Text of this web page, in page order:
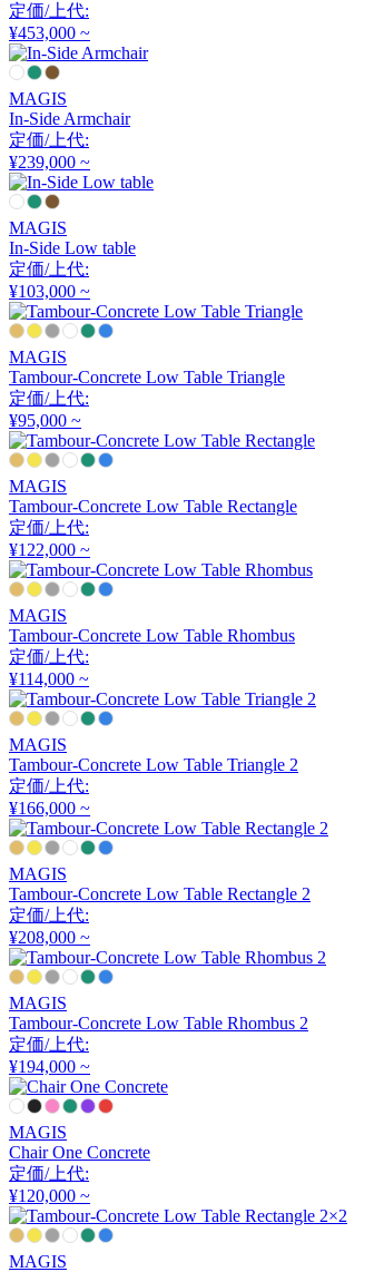
アリアケ
arper
アルペール
arrmet
アーメット
ART WORK STUDIO
アートワークスタジオ
アルテック
アルテミデ
アルナイ
アステップ
アズマヤ
ビーライン
定価/上代:
¥453,000 ~
MAGIS
In-Side Armchair
定価/上代:
¥239,000 ~
MAGIS
In-Side Low table
定価/上代:
¥103,000 ~
MAGIS
Tambour-Concrete Low Table Triangle
定価/上代:
¥95,000 ~
MAGIS
Tambour-Concrete Low Table Rectangle
定価/上代:
¥122,000 ~
MAGIS
Tambour-Concrete Low Table Rhombus
定価/上代:
¥114,000 ~
MAGIS
Tambour-Concrete Low Table Triangle 2
定価/上代:
¥166,000 ~
MAGIS
Tambour-Concrete Low Table Rectangle 2
定価/上代:
¥208,000 ~
MAGIS
Tambour-Concrete Low Table Rhombus 2
定価/上代:
¥194,000 ~
MAGIS
Chair One Concrete
定価/上代:
¥120,000 ~
MAGIS